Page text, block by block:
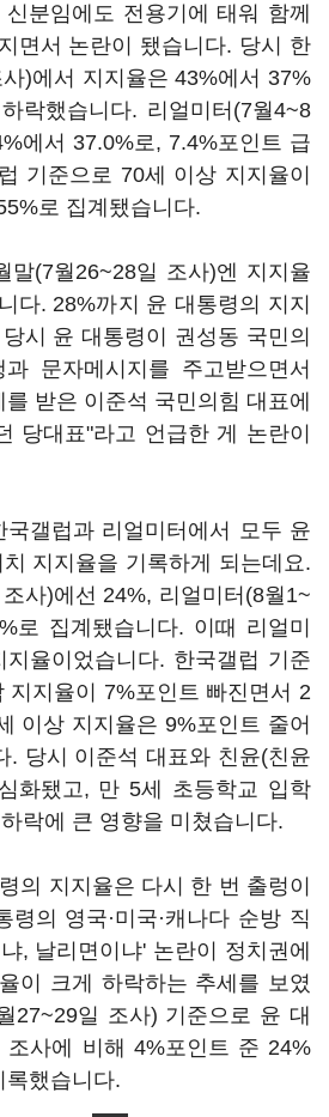
분임에도 전용기에 태워 함께
면서 논란이 됐습니다. 당시 한
)에서 지지율은 43%에서 37%
락했습니다. 리얼미터(7월4~8
에서 37.0%로, 7.4%포인트 급
기준으로 70세 이상 지지율이
로 집계됐습니다.
말(7월26~28일 조사)엔 지지율
다. 28%까지 윤 대통령의 지지
시 윤 대통령이 권성동 국민의
문자메시지를 주고받으면서
받은 이준석 국민의힘 대표에
당대표"라고 언급한 게 논란이
갤럽과 리얼미터에서 모두 윤
지지율을 기록하게 되는데요.
사)에선 24%, 리얼미터(8월1~
로 집계됐습니다. 이때 리얼미
율이었습니다. 한국갤럽 기준
지지율이 7%포인트 빠진면서 2
이상 지지율은 9%포인트 줄어
. 당시 이준석 대표와 친윤(친윤
화됐고, 만 5세 초등학교 입학
락에 큰 영향을 미쳤습니다.
의 지지율은 다시 한 번 출렁이
의 영국·미국·캐나다 순방 직
, 날리면이냐' 논란이 정치권에
이 크게 하락하는 추세를 보였
27~29일 조사) 기준으로 윤 대
조사에 비해 4%포인트 준 24%
록했습니다.